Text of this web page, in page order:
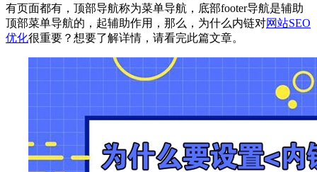
有页面都有，顶部导航称为菜单导航，底部footer导航是辅助
顶部菜单导航的，起辅助作用，那么，为什么内链对网站SEO
优化很重要？想要了解详情，请看完此篇文章。